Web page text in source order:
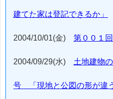
建てた家は登記できるか」
2004/10/01(金) 第００１
2004/09/29(水) 土地建物
号 「現地と公図の形が違